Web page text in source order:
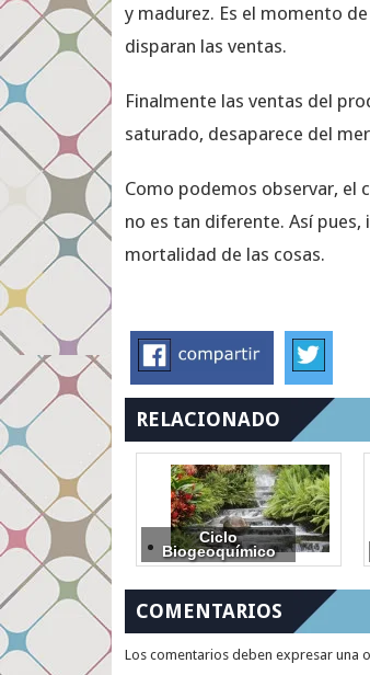
y madurez. Es el momento
disparan las ventas.
Finalmente las ventas del
saturado, desaparece del
Como podemos observar, el
no es tan diferente. Así
mortalidad de las cosas.
RELACIONADO
Ciclo
Biogeoquímico
COMENTARIOS
Los comentarios deben expresar una